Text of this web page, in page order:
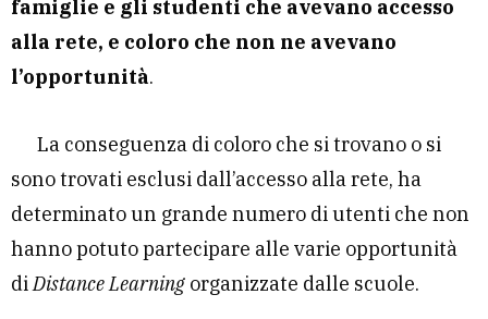
famiglie e gli studenti che avevano accesso
alla rete, e coloro che non ne avevano
l’opportunità.
La conseguenza di coloro che si trovano o si
sono trovati esclusi dall’accesso alla rete, ha
determinato un grande numero di utenti che non
hanno potuto partecipare alle varie opportunità
diDistance Learning organizzate dalle scuole.